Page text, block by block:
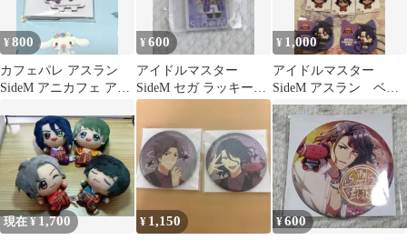
¥800
カフェパレ アスラン
SideM アニカフェ アク
2025
¥600
アイドルマスター
SideM セガ ラッキーく
じ E賞/アスラン
¥ 1,000
アイドルマスター
SideM アスラン゠ベル
ゼビュートⅡ世 カード
セット
現在 ¥1,700 ¥ 1,150 ¥600